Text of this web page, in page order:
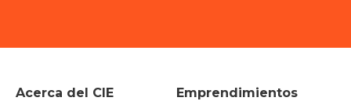
Acerca del CIE Emprendimientos